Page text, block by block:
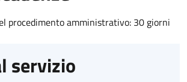
procedimento amministrativo: 30 giorni
servizio